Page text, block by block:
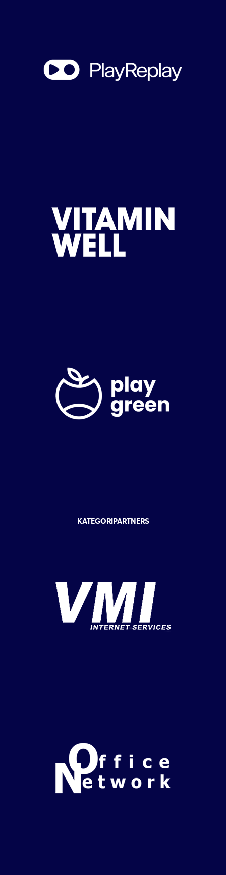
KATEGORIPARTNERS